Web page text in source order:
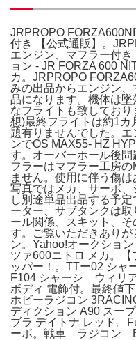
JRPROPO
付き 【公式通販】。
エンジン、マフラー付
ョン - JR FORZA 600
カ。JRPROPO
みの出品からエンジン
品になります。機体は
なフライトも致してお
想)最終フライトは約1カ
題有りませんでした。
ンでOS MAX55- HZ
す。オーバーホール後
フラーはマフラー工房
ません。使用に伴う傷は
写真ではメカ、サーボ
し別途単品出品する予
ーター、サブタンクは
ール関係、スキット、
す。ご覧いただきありが
ン。Yahoo!オークショ
ツァ600ニトロ メカ。
ッパー！。TTー02 シャ
F104 シャーシ ウィリ
ボディ 電飾付。最終値
ホビーラジコン
ディクション A90 スー
ブラ デイトナ レッド。
ーボ。戦車 ラジコン